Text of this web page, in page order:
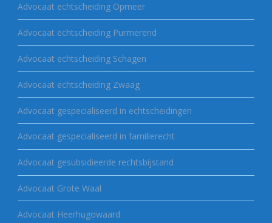
Advocaat echtscheiding Opmeer
Advocaat echtscheiding Purmerend
Advocaat echtscheiding Schagen
Advocaat echtscheiding Zwaag
Advocaat gespecialiseerd in echtscheidingen
Advocaat gespecialiseerd in familierecht
Advocaat gesubsidieerde rechtsbijstand
Advocaat Grote Waal
Advocaat Heerhugowaard